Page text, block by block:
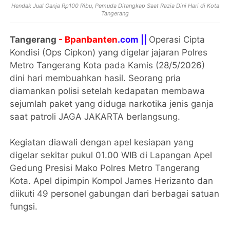
Hendak Jual Ganja Rp100 Ribu, Pemuda Ditangkap Saat Razia Dini Hari di Kota
Tangerang
Tangerang - Bpanbanten.com || Operasi Cipta
Kondisi (Ops Cipkon) yang digelar jajaran Polres
Metro Tangerang Kota pada Kamis (28/5/2026)
dini hari membuahkan hasil. Seorang pria
diamankan polisi setelah kedapatan membawa
sejumlah paket yang diduga narkotika jenis ganja
saat patroli JAGA JAKARTA berlangsung.
Kegiatan diawali dengan apel kesiapan yang
digelar sekitar pukul 01.00 WIB di Lapangan Apel
Gedung Presisi Mako Polres Metro Tangerang
Kota. Apel dipimpin Kompol James Herizanto dan
diikuti 49 personel gabungan dari berbagai satuan
fungsi.